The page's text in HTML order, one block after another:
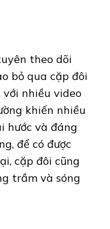
theo dõi
bỏ qua cặp đôi
với nhiều video
khiến nhiều
hước và đáng
để có được
cặp đôi cũng
trầm và sóng